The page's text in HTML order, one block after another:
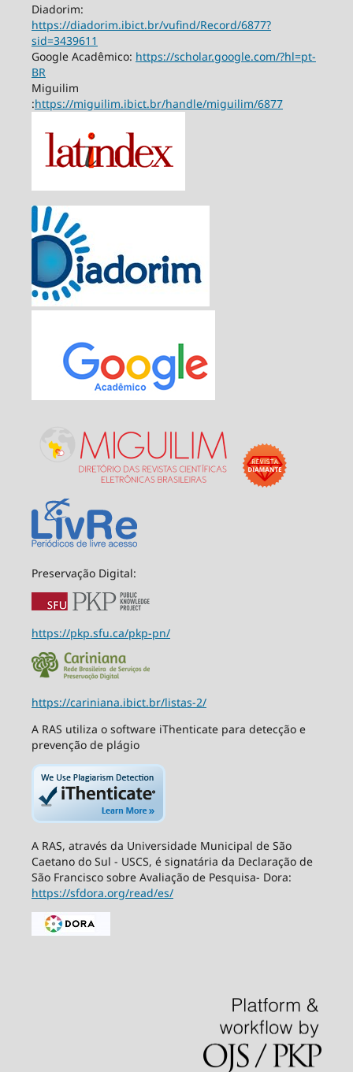
Diadorim:
https://diadorim.ibict.br/vufind/Record/6877?
sid=3439611
Google Acadêmico: https://scholar.google.com/?hl=pt-
BR
Miguilim
:https://miguilim.ibict.br/handle/miguilim/6877
Preservação Digital:
https://pkp.sfu.ca/pkp-pn/
https://cariniana.ibict.br/listas-2/
A RAS utiliza o software iThenticate para detecção e
prevenção de plágio
A RAS, através da Universidade Municipal de São
Caetano do Sul - USCS, é signatária da Declaração de
São Francisco sobre Avaliação de Pesquisa- Dora:
https://sfdora.org/read/es/